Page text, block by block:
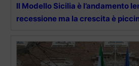
Il Modello Sicilia è l’andamento
recessione ma la crescita è